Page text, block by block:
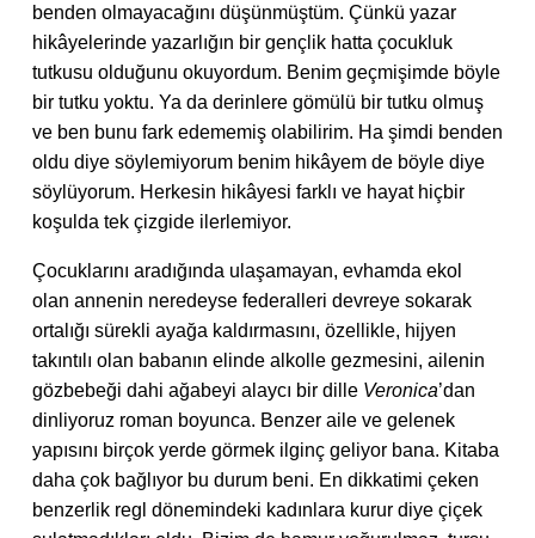
benden olmayacağını düşünmüştüm. Çünkü yazar
hikâyelerinde yazarlığın bir gençlik hatta çocukluk
tutkusu olduğunu okuyordum. Benim geçmişimde böyle
bir tutku yoktu. Ya da derinlere gömülü bir tutku olmuş
ve ben bunu fark edememiş olabilirim. Ha şimdi benden
oldu diye söylemiyorum benim hikâyem de böyle diye
söylüyorum. Herkesin hikâyesi farklı ve hayat hiçbir
koşulda tek çizgide ilerlemiyor.
Çocuklarını aradığında ulaşamayan, evhamda ekol
olan annenin neredeyse federalleri devreye sokarak
ortalığı sürekli ayağa kaldırmasını, özellikle, hijyen
takıntılı olan babanın elinde alkolle gezmesini, ailenin
gözbebeği dahi ağabeyi alaycı bir dille Veronica’dan
dinliyoruz roman boyunca. Benzer aile ve gelenek
yapısını birçok yerde görmek ilginç geliyor bana. Kitaba
daha çok bağlıyor bu durum beni. En dikkatimi çeken
benzerlik regl dönemindeki kadınlara kurur diye çiçek